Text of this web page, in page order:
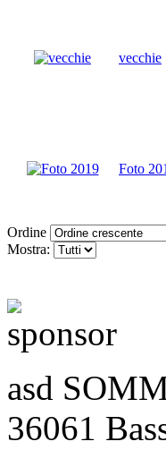
vecchie
Foto
Ordine
Mostra:
asd
36061